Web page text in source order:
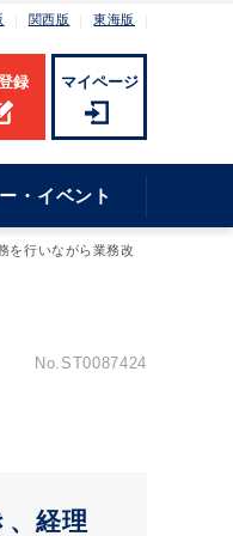
関西版 東海版
録 マイページ
・イベント
を行いながら業務改
No.ST0087424
経理